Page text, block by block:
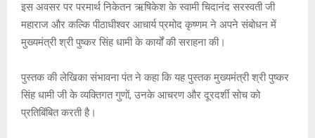
इस अवसर पर परमार्थ निकेतन ऋषिकेश के स्वामी चिदानंद सरस्वती जी
महाराज और कल्कि पीठाधीश्वर आचार्य प्रमोद कृष्णम ने अपने संबोधन में
मुख्यमंत्री श्री पुष्कर सिंह धामी के कार्यों की सराहना की।
पुस्तक की लेखिका संभावना पंत ने कहा कि यह पुस्तक मुख्यमंत्री श्री पुष्कर
सिंह धामी जी के व्यक्तिगत गुणों, उनके आचरण और दूरदर्शी सोच को
प्रतिबिंबित करती है।